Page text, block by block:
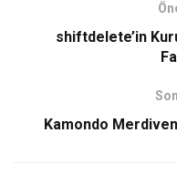
shiftdelete’in
Kamondo